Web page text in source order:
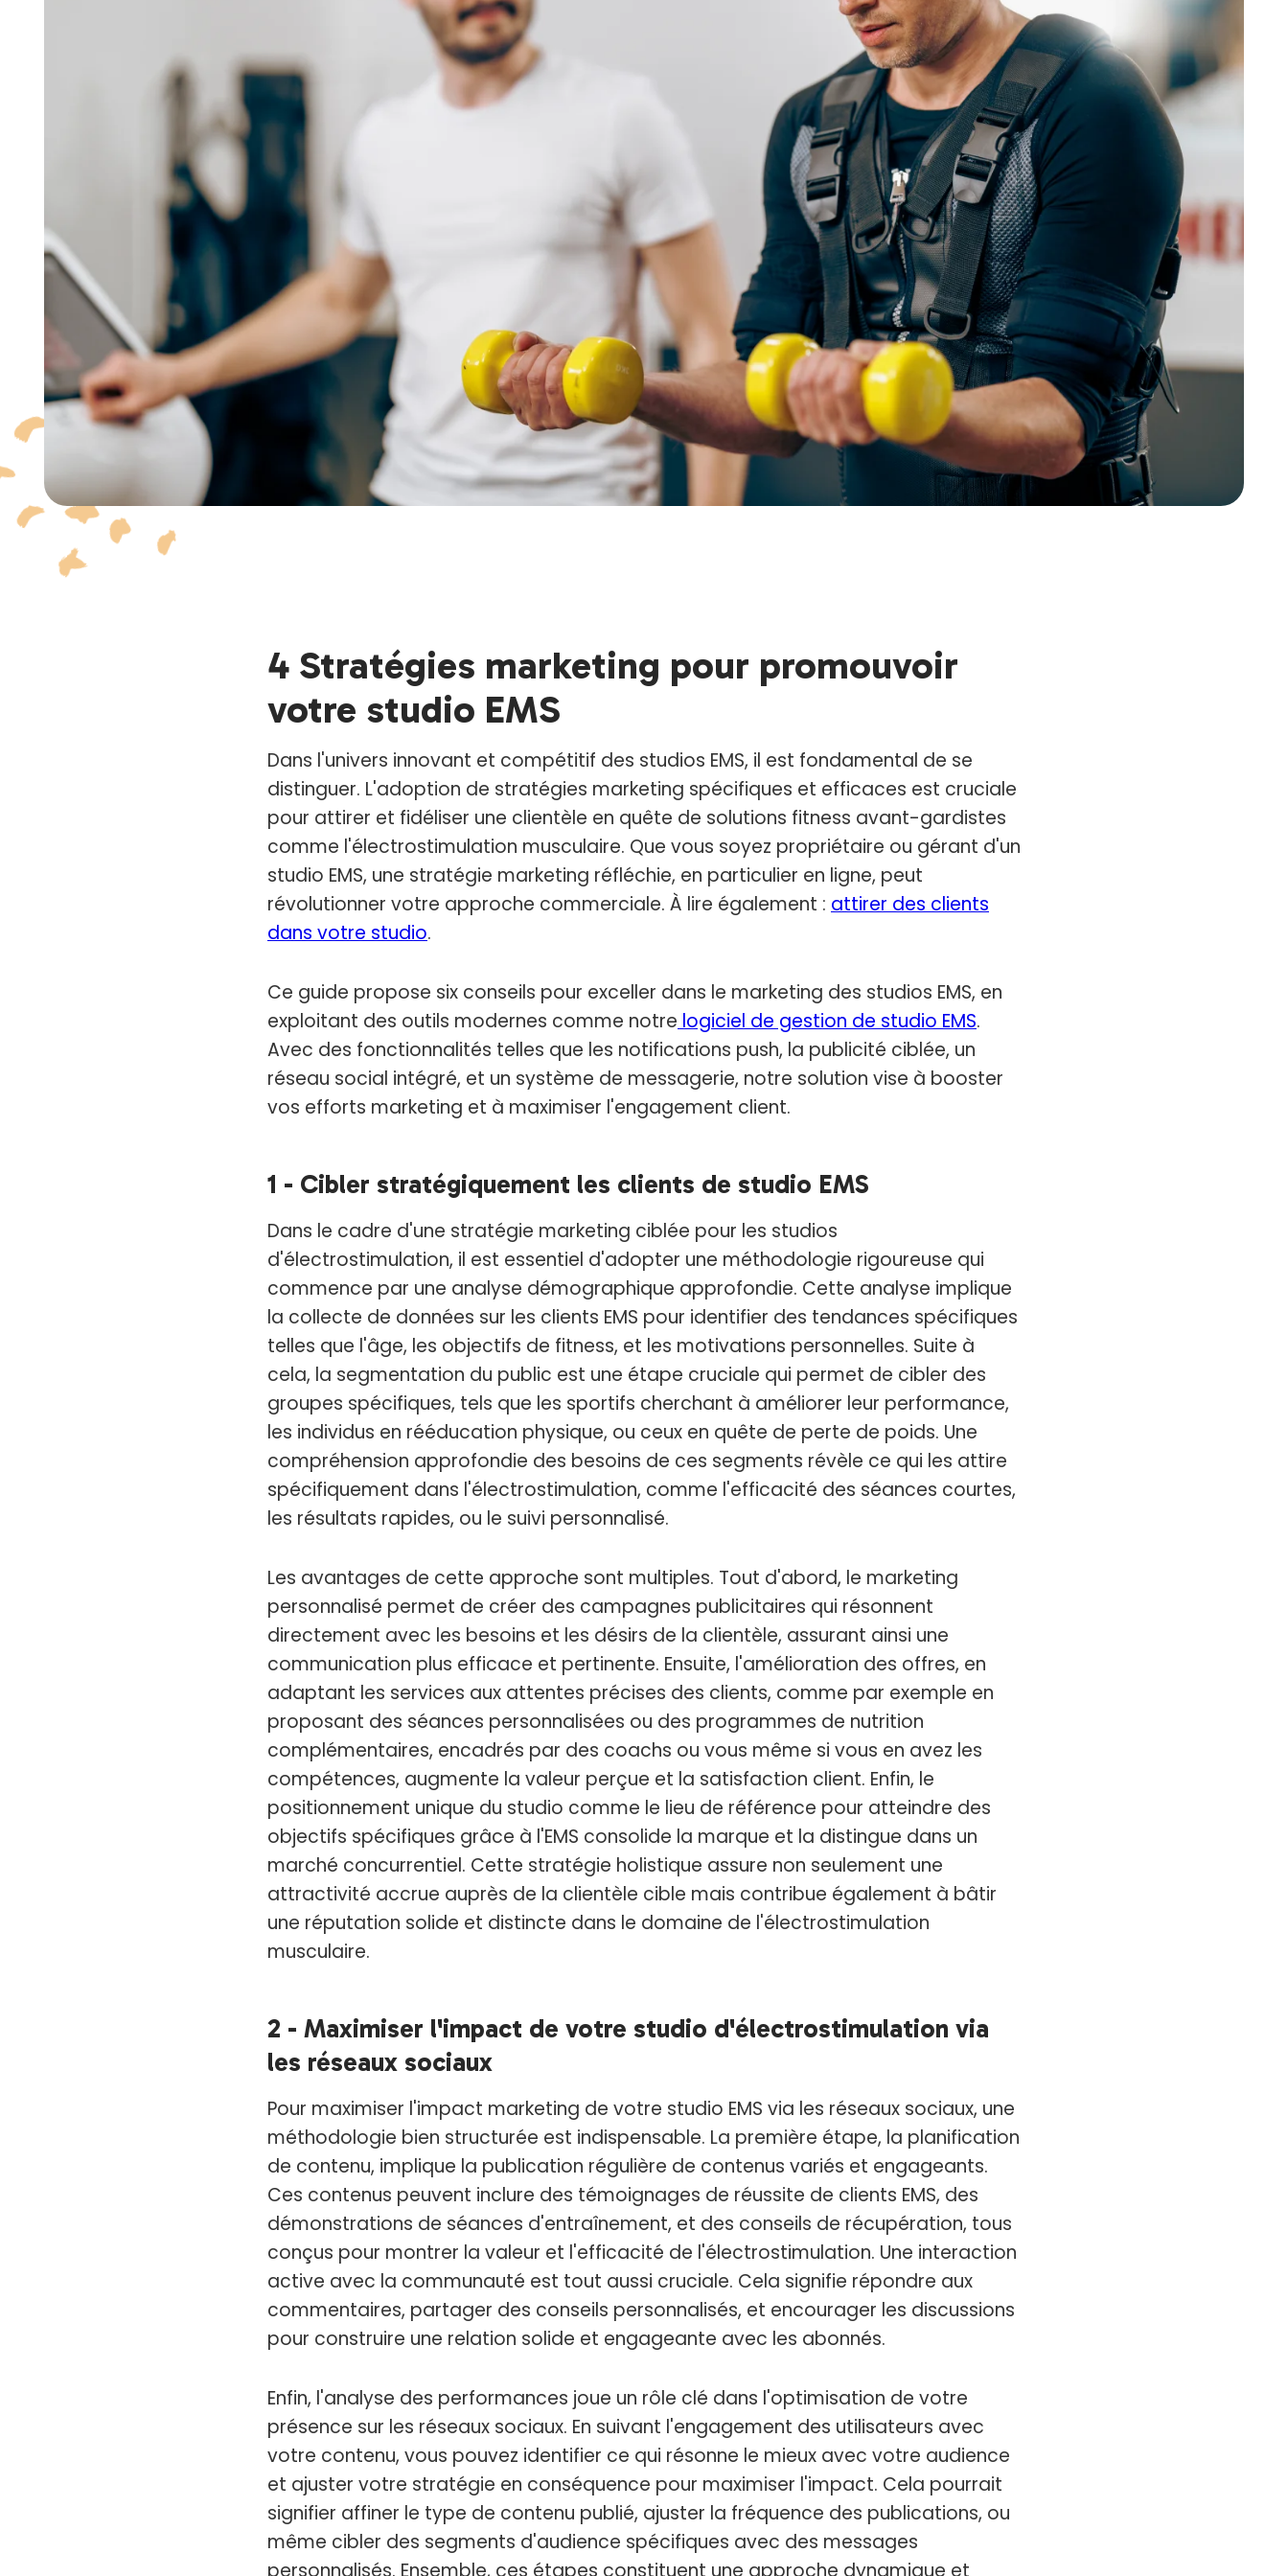
4 Stratégies marketing pour promouvoir
votre studio EMS
Dans l'univers innovant et compétitif des studios EMS, il est fondamental de se
distinguer. L'adoption de stratégies marketing spécifiques et efficaces est cruciale
pour attirer et fidéliser une clientèle en quête de solutions fitness avant-gardistes
comme l'électrostimulation musculaire. Que vous soyez propriétaire ou gérant d'un
studio EMS, une stratégie marketing réfléchie, en particulier en ligne, peut
révolutionner votre approche commerciale. À lire également : attirer des clients
dans votre studio.
Ce guide propose six conseils pour exceller dans le marketing des studios EMS, en
exploitant des outils modernes comme notre logiciel de gestion de studio EMS.
Avec des fonctionnalités telles que les notifications push, la publicité ciblée, un
réseau social intégré, et un système de messagerie, notre solution vise à booster
vos efforts marketing et à maximiser l'engagement client.
1 - Cibler stratégiquement les clients de studio EMS
Dans le cadre d'une stratégie marketing ciblée pour les studios
d'électrostimulation, il est essentiel d'adopter une méthodologie rigoureuse qui
commence par une analyse démographique approfondie. Cette analyse implique
la collecte de données sur les clients EMS pour identifier des tendances spécifiques
telles que l'âge, les objectifs de fitness, et les motivations personnelles. Suite à
cela, la segmentation du public est une étape cruciale qui permet de cibler des
groupes spécifiques, tels que les sportifs cherchant à améliorer leur performance,
les individus en rééducation physique, ou ceux en quête de perte de poids. Une
compréhension approfondie des besoins de ces segments révèle ce qui les attire
spécifiquement dans l'électrostimulation, comme l'efficacité des séances courtes,
les résultats rapides, ou le suivi personnalisé.
Les avantages de cette approche sont multiples. Tout d'abord, le marketing
personnalisé permet de créer des campagnes publicitaires qui résonnent
directement avec les besoins et les désirs de la clientèle, assurant ainsi une
communication plus efficace et pertinente. Ensuite, l'amélioration des offres, en
adaptant les services aux attentes précises des clients, comme par exemple en
proposant des séances personnalisées ou des programmes de nutrition
complémentaires, encadrés par des coachs ou vous même si vous en avez les
compétences, augmente la valeur perçue et la satisfaction client. Enfin, le
positionnement unique du studio comme le lieu de référence pour atteindre des
objectifs spécifiques grâce à l'EMS consolide la marque et la distingue dans un
marché concurrentiel. Cette stratégie holistique assure non seulement une
attractivité accrue auprès de la clientèle cible mais contribue également à bâtir
une réputation solide et distincte dans le domaine de l'électrostimulation
musculaire.
2 - Maximiser l'impact de votre studio d'électrostimulation via
les réseaux sociaux
Pour maximiser l'impact marketing de votre studio EMS via les réseaux sociaux, une
méthodologie bien structurée est indispensable. La première étape, la planification
de contenu, implique la publication régulière de contenus variés et engageants.
Ces contenus peuvent inclure des témoignages de réussite de clients EMS, des
démonstrations de séances d'entraînement, et des conseils de récupération, tous
conçus pour montrer la valeur et l'efficacité de l'électrostimulation. Une interaction
active avec la communauté est tout aussi cruciale. Cela signifie répondre aux
commentaires, partager des conseils personnalisés, et encourager les discussions
pour construire une relation solide et engageante avec les abonnés.
Enfin, l'analyse des performances joue un rôle clé dans l'optimisation de votre
présence sur les réseaux sociaux. En suivant l'engagement des utilisateurs avec
votre contenu, vous pouvez identifier ce qui résonne le mieux avec votre audience
et ajuster votre stratégie en conséquence pour maximiser l'impact. Cela pourrait
signifier affiner le type de contenu publié, ajuster la fréquence des publications, ou
même cibler des segments d'audience spécifiques avec des messages
personnalisés. Ensemble, ces étapes constituent une approche dynamique et